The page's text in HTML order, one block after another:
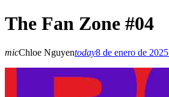
The Fan Zone #04
micChloe Nguyentoday8 de enero de 2025